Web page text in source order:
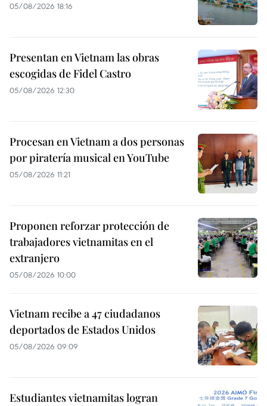
05/08/2026 18:16
Presentan en Vietnam las obras
escogidas de Fidel Castro
05/08/2026 12:30
Procesan en Vietnam a dos personas
por piratería musical en YouTube
05/08/2026 11:21
Proponen reforzar protección de
trabajadores vietnamitas en el
extranjero
05/08/2026 10:00
Vietnam recibe a 47 ciudadanos
deportados de Estados Unidos
05/08/2026 09:09
Estudiantes vietnamitas logran